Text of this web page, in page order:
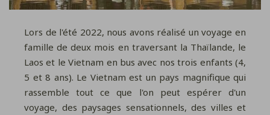
Lors de l'été 2022, nous avons réalisé un voyage en
famille de deux mois en traversant la Thaïlande, le
Laos et le Vietnam en bus avec nos trois enfants (4,
5 et 8 ans). Le Vietnam est un pays magnifique qui
rassemble tout ce que l'on peut espérer d'un
voyage, des paysages sensationnels, des villes et